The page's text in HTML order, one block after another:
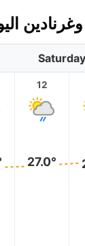
12
27.0°